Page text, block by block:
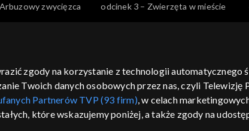
zwycięzca odcinek 3 – Zwierzęta w mieście
POLSKI
moje zgody pomoc kontakt voucher
zgody na korzystanie z technologii automatycznego
Twoich danych osobowych przez nas, czyli Telewizję
Partnerów TVP (93 firm), w celach
które wskazujemy poniżej, a także zgody na